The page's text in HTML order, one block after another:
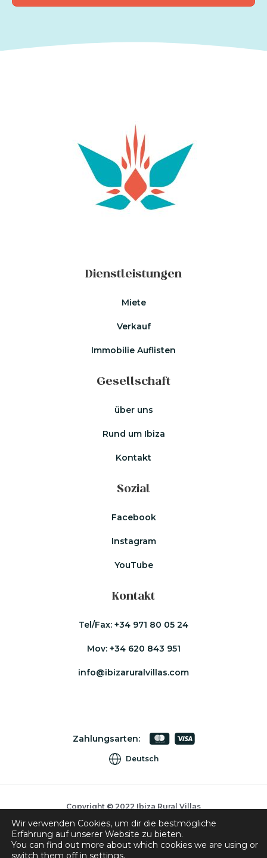
Dienstleistungen
Miete
Verkauf
Immobilie Auflisten
Gesellschaft
über uns
Rund um Ibiza
Kontakt
Sozial
Facebook
Instagram
YouTube
Kontakt
Tel/Fax: +34 971 80 05 24
Mov: +34 620 843 951
info@ibizaruralvillas.com
Zahlungsarten:
Deutsch
Copyright © 2022 Ibiza Rural Villas
Cookies
Datenschutzpolitik
Buchungsbedingungen
Wir verwenden Cookies, um dir die bestmögliche
Erfahrung auf unserer Website zu bieten.
You can find out more about which cookies we are using or
switch them off in settings.